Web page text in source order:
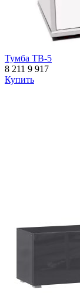
Тумба ТВ-5
8 211 9 917
Купить